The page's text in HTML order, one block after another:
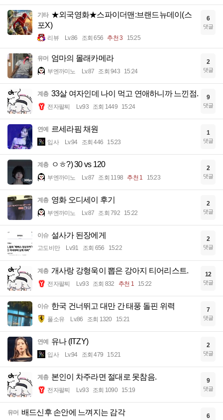
기타 ★외국영화★스파이더맨:브랜드뉴데이(스
포X)
리뷰 Lv.86 조회 656 추천 3 15:25
6
댓글
유머 엄마의 몰래카메라
부엔까미노 Lv.87 조회 943 15:24
2
댓글
계층 33살 여자인데 나이 먹고 연애하니까 느낀점.
전자팔찌 Lv.93 조회 1449 15:24
9
댓글
연예 르세라핌 채원
입사 Lv.94 조회 446 15:23
1
댓글
계층 ㅇㅎ?) 30 vs 120
부엔까미노 Lv.87 조회 1198 추천 1 15:23
2
댓글
계층 영화 오디세이 후기
부엔까미노 Lv.87 조회 792 15:22
2
댓글
이슈 설사가 된장에게
고도비만 Lv.91 조회 656 15:22
2
댓글
계층 개사랑 강형욱이 뽑은 강아지 티어리스트.
전자팔찌 Lv.93 조회 832 추천 1 15:22
12
댓글
이슈 한국 건너뛰고 대만 간 태풍 돌핀 위력
풀소유 Lv.86 조회 1320 15:21
7
댓글
연예 유나 (ITZY)
입사 Lv.94 조회 479 15:21
2
댓글
계층 본인이 차주라면 절대로 못참음.
전자팔찌 Lv.93 조회 1090 15:19
9
댓글
유머 배드신후 손안에 느껴지는 감각 6